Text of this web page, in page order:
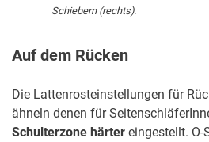
Schiebern (rechts).
Auf dem Rücken
Die Lattenrosteinstellungen für
ähneln denen für
Schulterzone härter eingestellt. O-